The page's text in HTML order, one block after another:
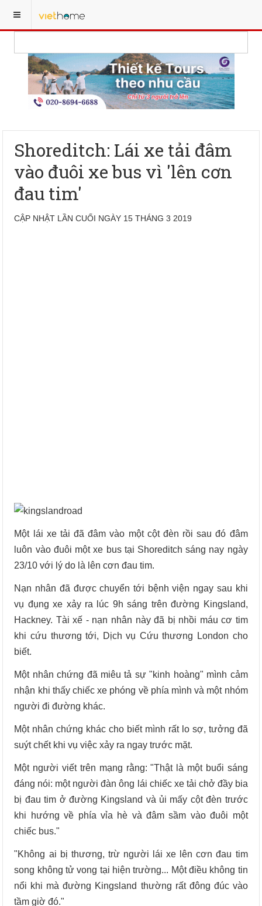
Shoreditch: Lái xe tải đâm
vào đuôi xe bus vì 'lên cơn
đau tim'
CẬP NHẬT LẦN CUỐI NGÀY 15 THÁNG 3 2019
Một lái xe tải đã đâm vào một cột đèn rồi sau đó đâm
luôn vào đuôi một xe bus tại Shoreditch sáng nay ngày
23/10 với lý do là lên cơn đau tim.
Nạn nhân đã được chuyển tới bệnh viện ngay sau khi
vụ đụng xe xảy ra lúc 9h sáng trên đường Kingsland,
Hackney. Tài xế - nạn nhân này đã bị nhồi máu cơ tim
khi cứu thương tới, Dịch vụ Cứu thương London cho
biết.
Một nhân chứng đã miêu tả sự "kinh hoàng" mình cảm
nhận khi thấy chiếc xe phóng về phía mình và một nhóm
người đi đường khác.
Một nhân chứng khác cho biết mình rất lo sợ, tưởng đã
suýt chết khi vụ việc xảy ra ngay trước mặt.
Một người viết trên mạng rằng: "Thật là một buổi sáng
đáng nói: một người đàn ông lái chiếc xe tải chở đầy bia
bị đau tim ở đường Kingsland và ủi mấy cột đèn trước
khi hướng về phía vỉa hè và đâm sầm vào đuôi một
chiếc bus."
"Không ai bị thương, trừ người lái xe lên cơn đau tim
song không tử vong tại hiện trường... Một điều không tin
nổi khi mà đường Kingsland thường rất đông đúc vào
tầm giờ đó."